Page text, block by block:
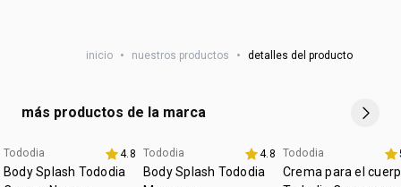
CANOLA OIL / HUILE DE COLZA, HELIANTHUS ANNUUS
TRIETHYL CITRATE, CAPRYLYL GLYCOL,
HYDROXYACETOPHENONE, DISODIUM EDTA,
TOCOPHERYL ACETATE.
inicio • nuestros productos • detalles del producto
más productos de la marca
Tododia 4.8
Body Splash Tododia
edicion limitada
Tododia 4.8
Body Splash Tododia
Tododia
Crema para el